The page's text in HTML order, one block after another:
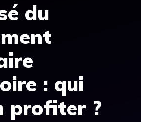
du
: qui
profiter ?